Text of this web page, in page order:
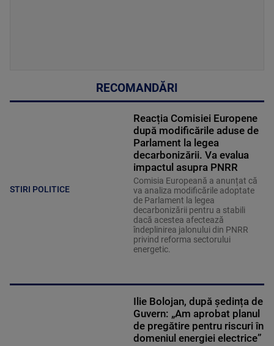
RECOMANDĂRI
STIRI POLITICE
Reacția Comisiei Europene
după modificările aduse de
Parlament la legea
decarbonizării. Va evalua
impactul asupra PNRR
Comisia Europeană a anunțat că
va analiza modificările adoptate
de Parlament la legea
decarbonizării pentru a stabili
dacă acestea afectează
îndeplinirea jalonului din PNRR
privind reforma sectorului
energetic.
Ilie Bolojan, după ședința de
Guvern: „Am aprobat planul
de pregătire pentru riscuri în
domeniul energiei electrice”